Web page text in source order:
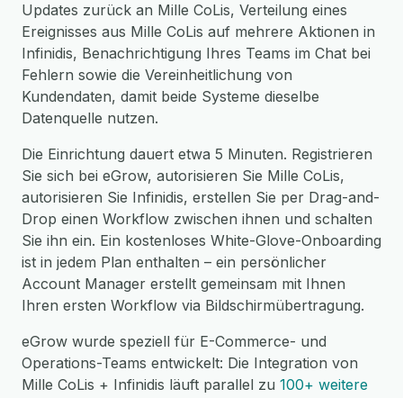
Updates zurück an Mille CoLis, Verteilung eines
Ereignisses aus Mille CoLis auf mehrere Aktionen in
Infinidis, Benachrichtigung Ihres Teams im Chat bei
Fehlern sowie die Vereinheitlichung von
Kundendaten, damit beide Systeme dieselbe
Datenquelle nutzen.
Die Einrichtung dauert etwa 5 Minuten. Registrieren
Sie sich bei eGrow, autorisieren Sie Mille CoLis,
autorisieren Sie Infinidis, erstellen Sie per Drag-and-
Drop einen Workflow zwischen ihnen und schalten
Sie ihn ein. Ein kostenloses White-Glove-Onboarding
ist in jedem Plan enthalten – ein persönlicher
Account Manager erstellt gemeinsam mit Ihnen
Ihren ersten Workflow via Bildschirmübertragung.
eGrow wurde speziell für E-Commerce- und
Operations-Teams entwickelt: Die Integration von
Mille CoLis + Infinidis läuft parallel zu 100+ weitere